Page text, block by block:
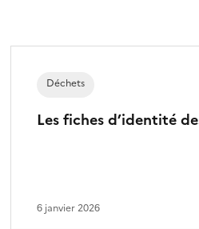
Les fiches d’identité
Déchets
6 janvier 2026